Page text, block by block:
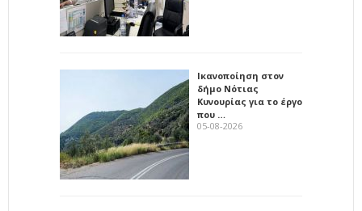
Ικανοποίηση στον
δήμο Νότιας
Κυνουρίας για το έργο
που …
05-08-2026